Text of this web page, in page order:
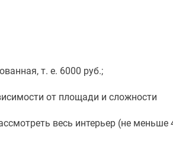
т. е. 6000 руб.;
от площади и сложности
весь интерьер (не меньше